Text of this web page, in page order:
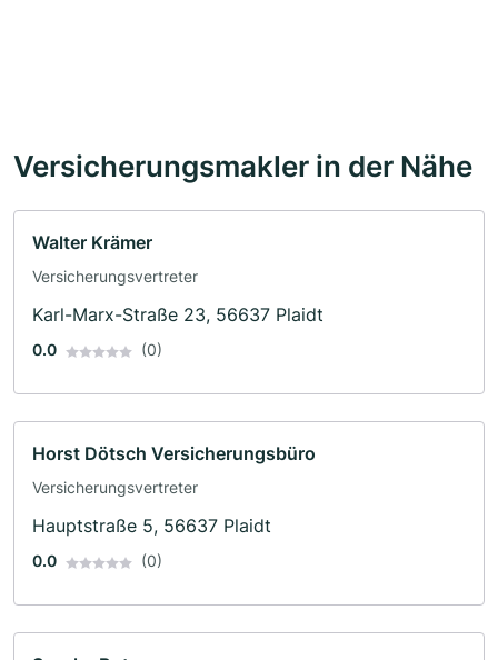
Versicherungsmakler in der Nähe
Walter Krämer
Versicherungsvertreter
Karl-Marx-Straße 23, 56637 Plaidt
0.0 (0)
Horst Dötsch Versicherungsbüro
Versicherungsvertreter
Hauptstraße 5, 56637 Plaidt
0.0 (0)